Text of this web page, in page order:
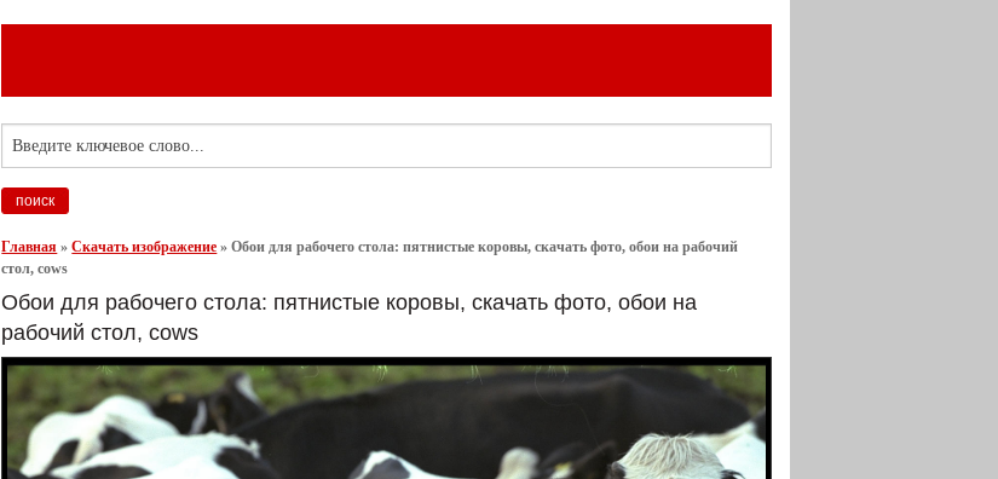
Главная »Скачать изображение »Обои для рабочего стола: пятнистые коровы, скачать фото, обои на рабочий
стол, cows
Обои для рабочего стола: пятнистые коровы, скачать фото, обои на
рабочий стол, cows